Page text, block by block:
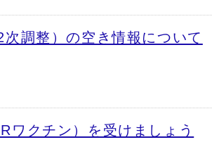
調整）の空き情報について
ワクチン）を受けましょう